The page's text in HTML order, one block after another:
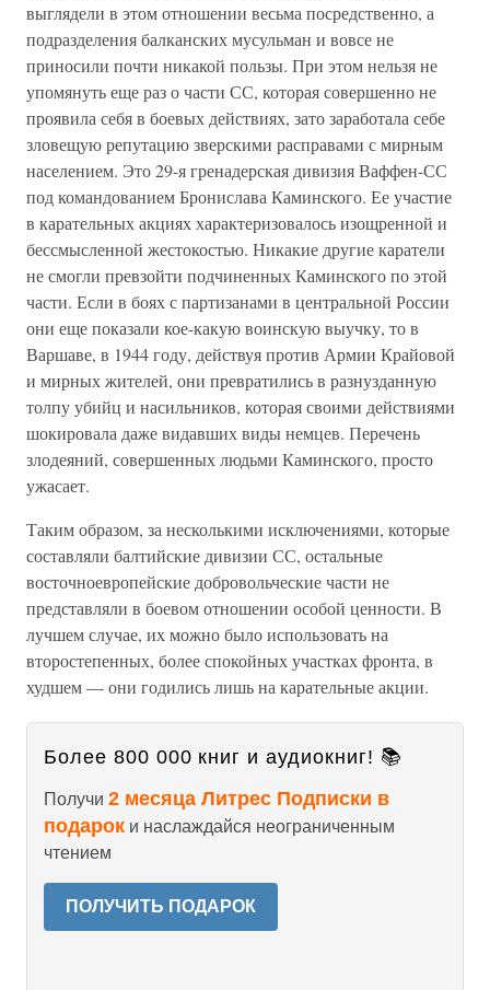
выглядели в этом отношении весьма посредственно, а
подразделения балканских мусульман и вовсе не
приносили почти никакой пользы. При этом нельзя не
упомянуть еще раз о части СС, которая совершенно не
проявила себя в боевых действиях, зато заработала себе
зловещую репутацию зверскими расправами с мирным
населением. Это 29-я гренадерская дивизия Ваффен-СС
под командованием Бронислава Каминского. Ее участие
в карательных акциях характеризовалось изощренной и
бессмысленной жестокостью. Никакие другие каратели
не смогли превзойти подчиненных Каминского по этой
части. Если в боях с партизанами в центральной России
они еще показали кое-какую воинскую выучку, то в
Варшаве, в 1944 году, действуя против Армии Крайовой
и мирных жителей, они превратились в разнузданную
толпу убийц и насильников, которая своими действиями
шокировала даже видавших виды немцев. Перечень
злодеяний, совершенных людьми Каминского, просто
ужасает.
Таким образом, за несколькими исключениями, которые
составляли балтийские дивизии СС, остальные
восточноевропейские добровольческие части не
представляли в боевом отношении особой ценности. В
лучшем случае, их можно было использовать на
второстепенных, более спокойных участках фронта, в
худшем — они годились лишь на карательные акции.
Более 800 000 книг и аудиокниг! 📚
Получи 2 месяца Литрес Подписки в
подарок и наслаждайся неограниченным
чтением
ПОЛУЧИТЬ ПОДАРОК